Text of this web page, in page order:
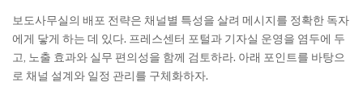
보도사무실의 배포 전략은 채널별 특성을 살려 메시지를 정확한 독자
에게 닿게 하는 데 있다. 프레스센터 포털과 기자실 운영을 염두에 두
고, 노출 효과와 실무 편의성을 함께 검토하라. 아래 포인트를 바탕으
로 채널 설계와 일정 관리를 구체화하자.